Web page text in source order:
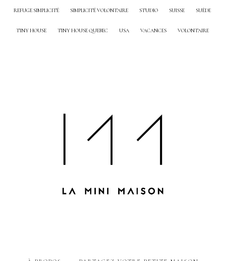
REFUGE SIMPLICITÉ SIMPLICITÉ VOLONTAIRE STUDIO SUISSE SUÈDE
TINY HOUSE TINY HOUSE QUEBEC USA VACANCES VOLONTAIRE